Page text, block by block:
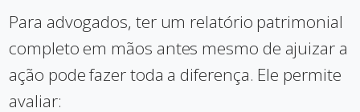
Para advogados, ter um relatório patrimonial
completo em mãos antes mesmo de ajuizar a
ação pode fazer toda a diferença. Ele permite
avaliar: